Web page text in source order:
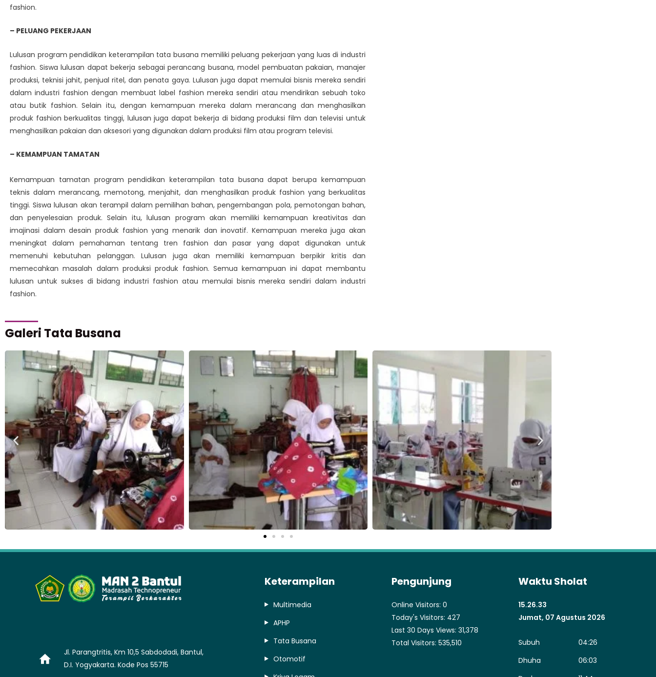
fashion.
– PELUANG PEKERJAAN
Lulusan program pendidikan keterampilan tata busana memiliki peluang pekerjaan yang luas di industri
fashion. Siswa lulusan dapat bekerja sebagai perancang busana, model pembuatan pakaian, manajer
produksi, teknisi jahit, penjual ritel, dan penata gaya. Lulusan juga dapat memulai bisnis mereka sendiri
dalam industri fashion dengan membuat label fashion mereka sendiri atau mendirikan sebuah toko
atau butik fashion. Selain itu, dengan kemampuan mereka dalam merancang dan menghasilkan
produk fashion berkualitas tinggi, lulusan juga dapat bekerja di bidang produksi film dan televisi untuk
menghasilkan pakaian dan aksesori yang digunakan dalam produksi film atau program televisi.
– KEMAMPUAN TAMATAN
Kemampuan tamatan program pendidikan keterampilan tata busana dapat berupa kemampuan
teknis dalam merancang, memotong, menjahit, dan menghasilkan produk fashion yang berkualitas
tinggi. Siswa lulusan akan terampil dalam pemilihan bahan, pengembangan pola, pemotongan bahan,
dan penyelesaian produk. Selain itu, lulusan program akan memiliki kemampuan kreativitas dan
imajinasi dalam desain produk fashion yang menarik dan inovatif. Kemampuan mereka juga akan
meningkat dalam pemahaman tentang tren fashion dan pasar yang dapat digunakan untuk
memenuhi kebutuhan pelanggan. Lulusan juga akan memiliki kemampuan berpikir kritis dan
memecahkan masalah dalam produksi produk fashion. Semua kemampuan ini dapat membantu
lulusan untuk sukses di bidang industri fashion atau memulai bisnis mereka sendiri dalam industri
fashion.
Galeri Tata Busana
Jl. Parangtritis, Km 10,5 Sabdodadi, Bantul,
D.I. Yogyakarta. Kode Pos 55715
Keterampilan
Multimedia
APHP
Tata Busana
Otomotif
Pengunjung
Online Visitors: 0
Today's Visitors: 427
Last 30 Days Views: 31,378
Total Visitors: 535,510
Waktu Sholat
15.26.33
Jumat, 07 Agustus 2026
Subuh
04:26
Dhuha
06:03